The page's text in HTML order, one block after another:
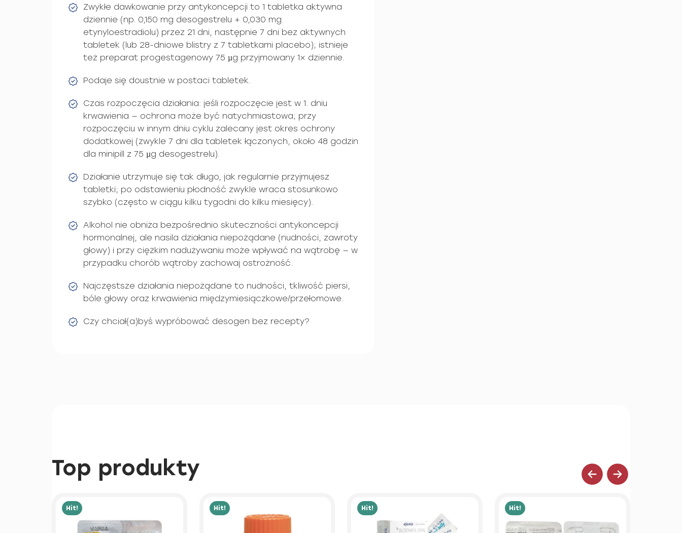
Zwykłe dawkowanie przy antykoncepcji to 1 tabletka aktywna
dziennie (np. 0,150 mg desogestrelu + 0,030 mg
etynyloestradiolu) przez 21 dni, następnie 7 dni bez aktywnych
tabletek (lub 28-dniowe blistry z 7 tabletkami placebo); istnieje
też preparat progestagenowy 75 µg przyjmowany 1× dziennie.
Podaje się doustnie w postaci tabletek.
Czas rozpoczęcia działania: jeśli rozpoczęcie jest w 1. dniu
krwawienia — ochrona może być natychmiastowa; przy
rozpoczęciu w innym dniu cyklu zalecany jest okres ochrony
dodatkowej (zwykle 7 dni dla tabletek łączonych, około 48 godzin
dla minipill z 75 µg desogestrelu).
Działanie utrzymuje się tak długo, jak regularnie przyjmujesz
tabletki; po odstawieniu płodność zwykle wraca stosunkowo
szybko (często w ciągu kilku tygodni do kilku miesięcy).
Alkohol nie obniża bezpośrednio skuteczności antykoncepcji
hormonalnej, ale nasila działania niepożądane (nudności, zawroty
głowy) i przy ciężkim nadużywaniu może wpływać na wątrobę — w
przypadku chorób wątroby zachowaj ostrożność.
Najczęstsze działania niepożądane to nudności, tkliwość piersi,
bóle głowy oraz krwawienia międzymiesiączkowe/przełomowe.
Czy chciał(a)byś wypróbować desogen bez recepty?
Top produkty
Hit! Hit! Hit! Hit!